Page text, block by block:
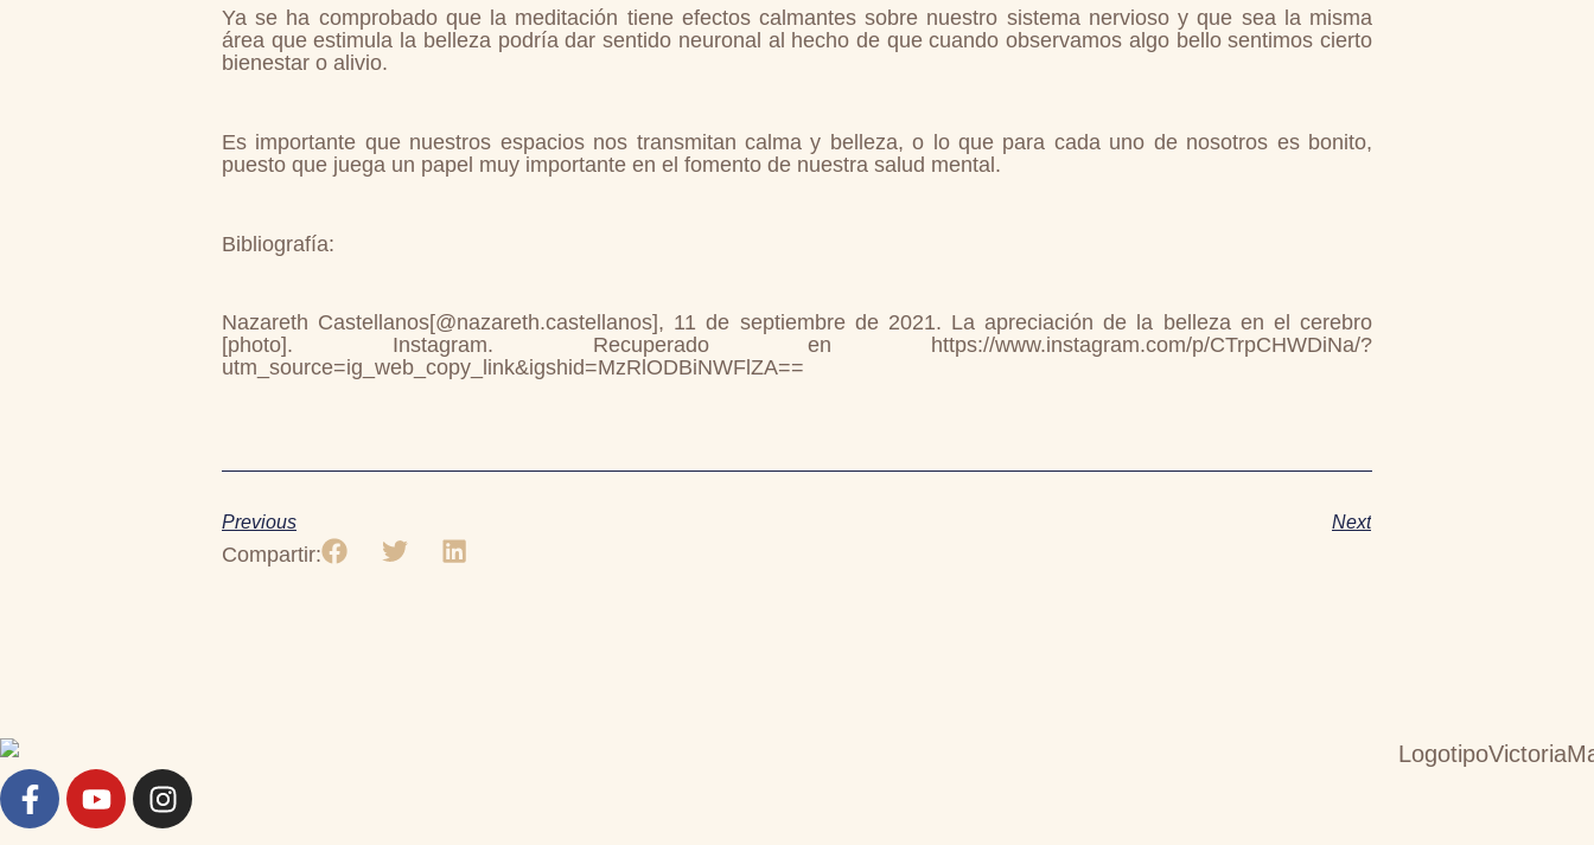
Ya se ha comprobado que la meditación tiene efectos calmantes sobre nuestro sistema nervioso y que sea la misma
área que estimula la belleza podría dar sentido neuronal al hecho de que cuando observamos algo bello sentimos cierto
bienestar o alivio.
Es importante que nuestros espacios nos transmitan calma y belleza, o lo que para cada uno de nosotros es bonito,
puesto que juega un papel muy importante en el fomento de nuestra salud mental.
Bibliografía:
Nazareth Castellanos[@nazareth.castellanos], 11 de septiembre de 2021. La apreciación de la belleza en el cerebro
[photo]. Instagram. Recuperado en https://www.instagram.com/p/CTrpCHWDiNa/?
utm_source=ig_web_copy_link&igshid=MzRlODBiNWFlZA==
Previous Next
Compartir: